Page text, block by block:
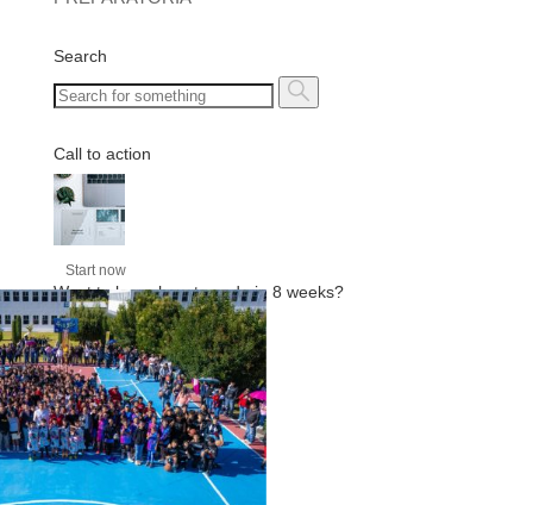
Search
Call to action
Start now
Want to learn how to code in 8 weeks?
Purchase Essentials
Recent Posts